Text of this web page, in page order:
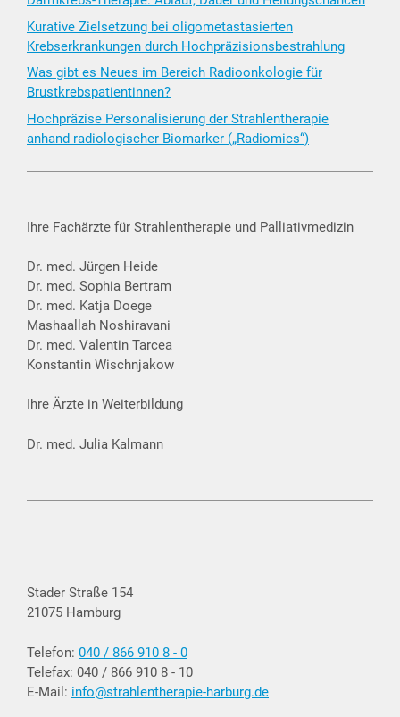
Kurative Zielsetzung bei oligometastasierten
Krebserkrankungen durch Hochpräzisionsbestrahlung
Was gibt es Neues im Bereich Radioonkologie für
Brustkrebspatientinnen?
Hochpräzise Personalisierung der Strahlentherapie
anhand radiologischer Biomarker („Radiomics“)
Ihre Fachärzte für Strahlentherapie und Palliativmedizin
Dr. med. Jürgen Heide
Dr. med. Sophia Bertram
Dr. med. Katja Doege
Mashaallah Noshiravani
Dr. med. Valentin Tarcea
Konstantin Wischnjakow
Ihre Ärzte in Weiterbildung
Dr. med. Julia Kalmann
Stader Straße 154
21075 Hamburg
Telefon: 040 / 866 910 8 - 0
Telefax: 040 / 866 910 8 - 10
E-Mail: info@strahlentherapie-harburg.de